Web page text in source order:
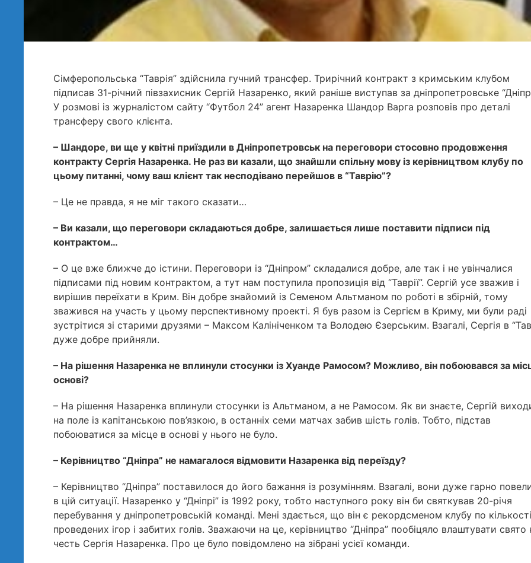
Сімферопольська “Таврія” здійснила гучний трансфер. Трирічний контракт з кримським клубом
підписав 31-річний півзахисник Сергій Назаренко, який раніше виступав за дніпропетровське
У розмові із журналістом сайту “Футбол 24” агент Назаренка Шандор Варга розповів про деталі
трансферу свого клієнта.
– Шандоре, ви ще у квітні приїздили в Дніпропетровськ на переговори стосовно продовження
контракту Сергія Назаренка. Не раз ви казали, що знайшли спільну мову із керівництвом клубу по
цьому питанні, чому ваш клієнт так несподівано перейшов в “Таврію”?
– Це не правда, я не міг такого сказати…
– Ви казали, що переговори складаються добре, залишається лише поставити підписи під
контрактом…
– О це вже ближче до істини. Переговори із “Дніпром” складалися добре, але так і не увінчалися
підписами під новим контрактом, а тут нам поступила пропозиція від “Таврії”. Сергій усе зважив і
вирішив переїхати в Крим. Він добре знайомий із Семеном Альтманом по роботі в збірній, тому
зважився на участь у цьому перспективному проекті. Я був разом із Сергієм в Криму, ми були раді
зустрітися зі старими друзями – Максом Калініченком та Володею Єзерським. Взагалі, Сергія в
дуже добре прийняли.
– На рішення Назаренка не вплинули стосунки із Хуанде Рамосом? Можливо, він побоювався за
основі?
– На рішення Назаренка вплинули стосунки із Альтманом, а не Рамосом. Як ви знаєте, Сергій
на поле із капітанською пов’язкою, в останніх семи матчах забив шість голів. Тобто, підстав
побоюватися за місце в основі у нього не було.
– Керівництво “Дніпра” не намагалося відмовити Назаренка від переїзду?
– Керівництво “Дніпра” поставилося до його бажання із розумінням. Взагалі, вони дуже гарно
в цій ситуації. Назаренко у “Дніпрі” із 1992 року, тобто наступного року він би святкував 20-річя
перебування у дніпропетровській команді. Мені здається, що він є рекордсменом клубу по кількості
проведених ігор і забитих голів. Зважаючи на це, керівництво “Дніпра” пообіцяло влаштувати свято
честь Сергія Назаренка. Про це було повідомлено на зібрані усієї команди.